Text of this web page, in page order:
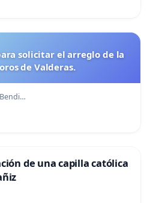
solicitar el arreglo de la
de Valderas.
de una capilla católica